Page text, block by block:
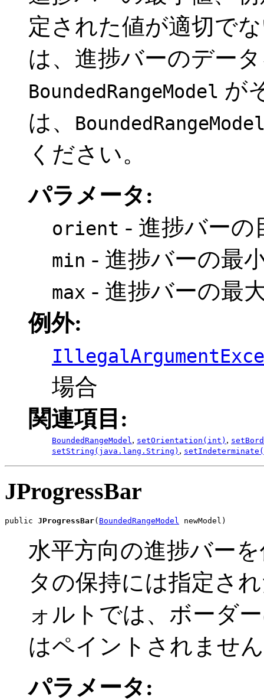
定された値が適切で
は、進捗バーのデー
BoundedRangeModel が
は、
ください。
パラメータ:
orient - 進捗バーの
min - 進捗バーの最
max - 進捗バーの最
例外:
場合
関連項目:
BoundedRangeModel , setOrientation(int) ,
setString(java.lang.String) ,
JProgressBar
public JProgressBar( BoundedRangeModel newModel)
水平方向の進捗バー
タの保持には指定さ
ォルトでは、ボーダ
はペイントされませ
パラメータ: